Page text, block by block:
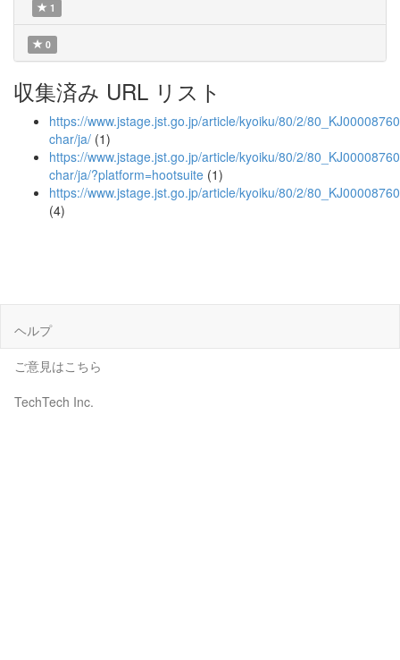
1
0
収集済み URL リスト
https://www.jstage.jst.go.jp/article/kyoiku/80/2/
char/ja/ (1)
https://www.jstage.jst.go.jp/article/kyoiku/80/2/
char/ja/?platform=hootsuite (1)
https://www.jstage.jst.go.jp/article/kyoiku/80/2/
(4)
ヘルプ
ご意見はこちら
TechTech Inc.